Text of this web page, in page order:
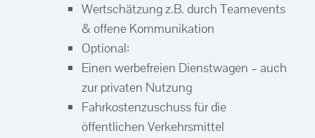
Wertschätzung z.B. durch Teamevents
& offene Kommunikation
Optional:
Einen werbefreien Dienstwagen – auch
zur privaten Nutzung
Fahrkostenzuschuss für die
öffentlichen Verkehrsmittel